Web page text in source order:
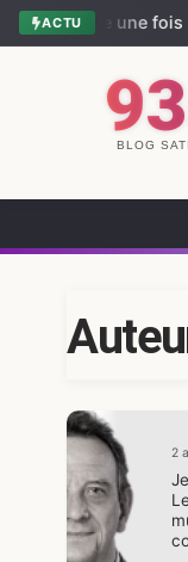
ACTU
encore une fois !
BLOG
2